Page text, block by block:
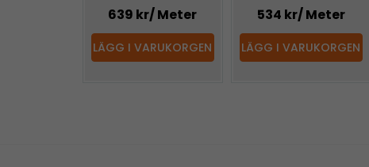
639 kr/ Meter
LÄGG I VARUKORGEN
534 kr/ Meter
LÄGG I VARUKORGEN